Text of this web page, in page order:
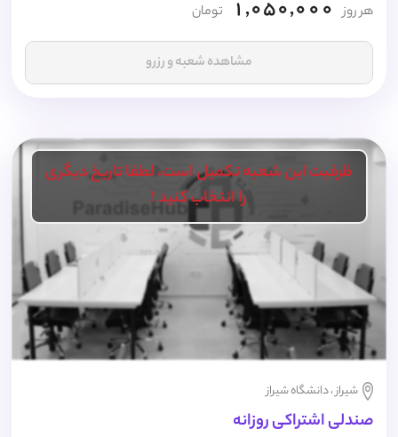
هر روز 1,050,000 تومان
مشاهده شعبه و رزرو
ظرفیت این شعبه تکمیل است، لطفا تاریخ دیگری
را انتخاب کنید !
شیراز ، دانشگاه شیراز
صندلی اشتراکی روزانه